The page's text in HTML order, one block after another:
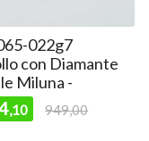
022g7
con Diamante
Miluna -
,10 949,00